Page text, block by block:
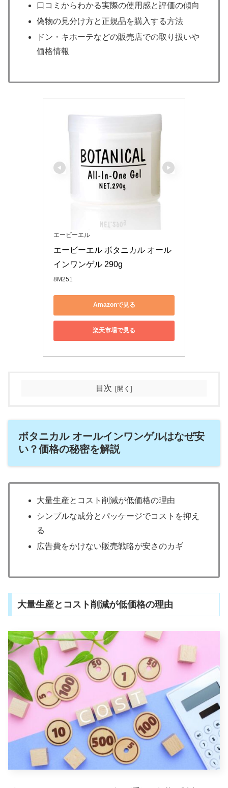
口コミからわかる実際の使用感と評価の傾向
偽物の見分け方と正規品を購入する方法
ドン・キホーテなどの販売店での取り扱いや
価格情報
エービーエル
エービーエル ボタニカル オール
インワンゲル 290g
8M251
Amazonで見る
楽天市場で見る
目次
ボタニカル オールインワンゲルはなぜ安
い？価格の秘密を解説
大量生産とコスト削減が低価格の理由
シンプルな成分とパッケージでコストを抑え
る
広告費をかけない販売戦略が安さのカギ
大量生産とコスト削減が低価格の理由